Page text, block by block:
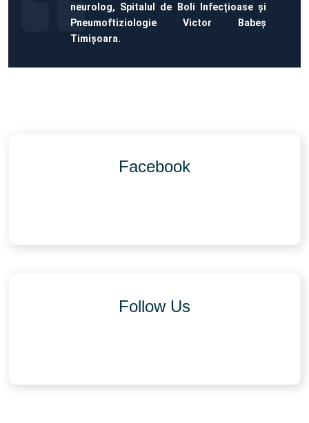
neurolog, Spitalul de Boli Infecțioase și
Pneumoftiziologie Victor Babeș
Timișoara.
Facebook
Follow Us